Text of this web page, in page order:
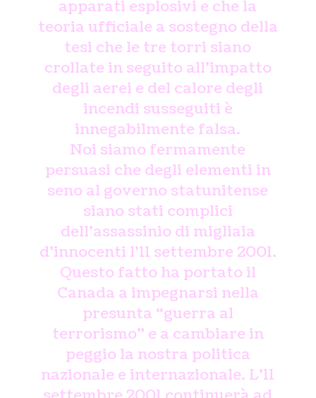
apparati esplosivi e che la
teoria ufficiale a sostegno della
tesi che le tre torri siano
crollate in seguito all’impatto
degli aerei e del calore degli
incendi susseguiti è
innegabilmente falsa.
Noi siamo fermamente
persuasi che degli elementi in
seno al governo statunitense
siano stati complici
dell’assassinio di migliaia
d’innocenti l’11 settembre 2001.
Questo fatto ha portato il
Canada a impegnarsi nella
presunta “guerra al
terrorismo” e a cambiare in
peggio la nostra politica
nazionale e internazionale. L’11